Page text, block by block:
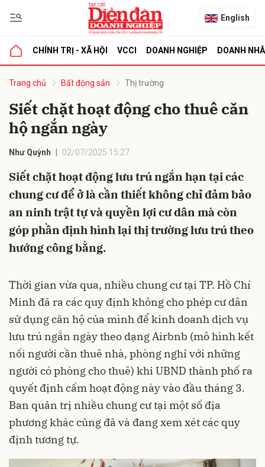
English
CHÍNH TRỊ - XÃ HỘI VCCI DOANH NGHIỆP DOANH
Trang chủ Bất động sản Thị trường
Siết chặt hoạt động cho thuê căn
hộ ngắn ngày
Như Quỳnh 02/07/2025 15:27
Siết chặt hoạt động lưu trú ngắn hạn tại các
chung cư để ở là cần thiết không chỉ đảm bảo
an ninh trật tự và quyền lợi cư dân mà còn
góp phần định hình lại thị trường lưu trú theo
hướng công bằng.
Thời gian vừa qua, nhiều chung cư tại TP. Hồ Chí
Minh đã ra các quy định không cho phép cư dân
sử dụng căn hộ của mình để kinh doanh dịch vụ
lưu trú ngắn ngày theo dạng Airbnb (mô hình kết
nối người cần thuê nhà, phòng nghỉ với những
người có phòng cho thuê) khi UBND thành phố ra
quyết định cấm hoạt động này vào đầu tháng 3.
Ban quản trị nhiều chung cư tại một số địa
phương khác cũng đã và đang xem xét các quy
định tương tự.
luận
Hủy